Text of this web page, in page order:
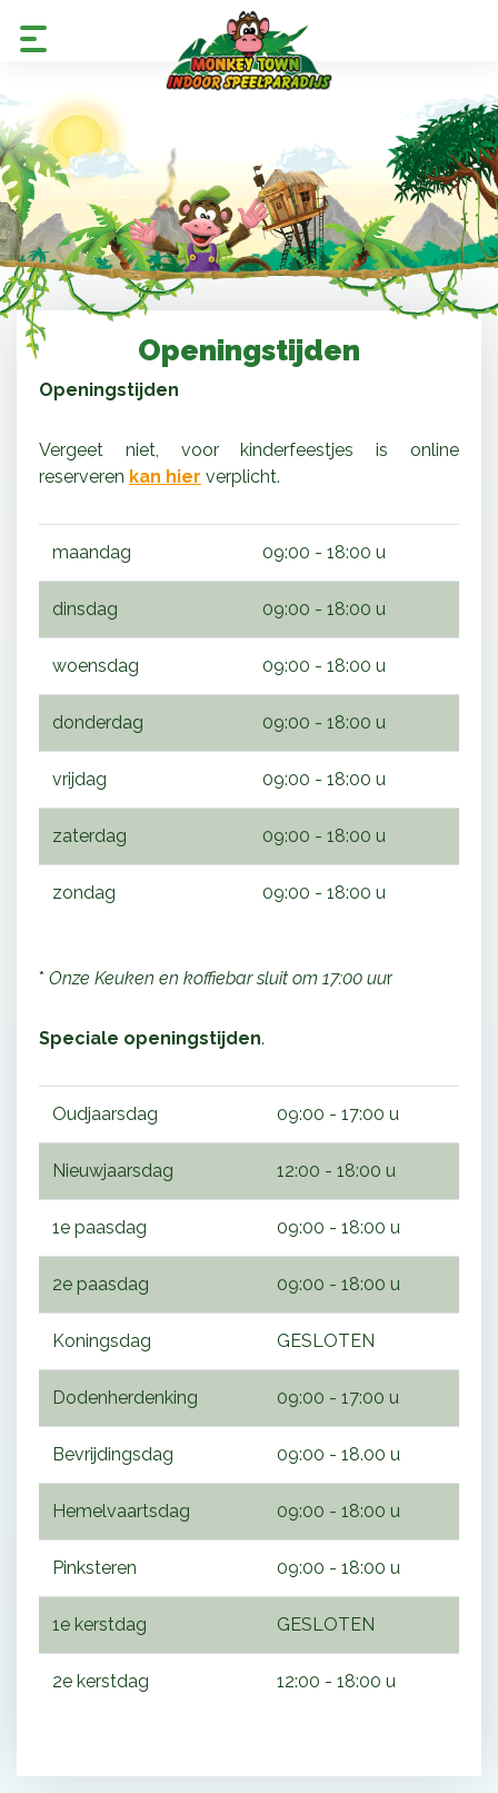
Openingstijden
Openingstijden
Vergeet niet, voor kinderfeestjes is online
reserveren kan hier verplicht.
maandag 09:00 - 18:00 u
dinsdag 09:00 - 18:00 u
woensdag 09:00 - 18:00 u
donderdag 09:00 - 18:00 u
vrijdag 09:00 - 18:00 u
zaterdag 09:00 - 18:00 u
zondag 09:00 - 18:00 u
* Onze Keuken en koffiebar sluit om 17:00 uur
Speciale openingstijden.
Oudjaarsdag 09:00 - 17:00 u
Nieuwjaarsdag 12:00 - 18:00 u
1e paasdag 09:00 - 18:00 u
2e paasdag 09:00 - 18:00 u
Koningsdag GESLOTEN
Dodenherdenking 09:00 - 17:00 u
Bevrijdingsdag 09:00 - 18.00 u
Hemelvaartsdag 09:00 - 18:00 u
Pinksteren 09:00 - 18:00 u
1e kerstdag GESLOTEN
2e kerstdag 12:00 - 18:00 u